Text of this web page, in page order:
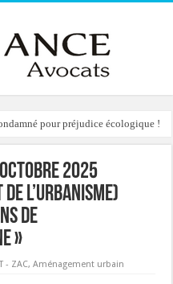
pour préjudice écologique !
2025
l’urbanisme)
de
»
- ZAC,Aménagement urbain